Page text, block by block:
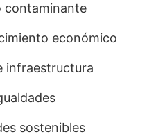
contaminante
económico
infraestructura
sostenibles